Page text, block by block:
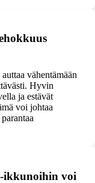
vähentämään
Hyvin
ja estävät
voi johtaa
ikkunoihin voi